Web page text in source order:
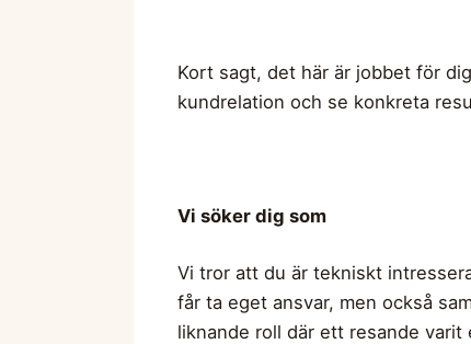
Kort sagt, det här är jobbet för
kundrelation och se konkreta
Vi söker dig som
Vi tror att du är tekniskt
får ta eget ansvar, men också
liknande roll där ett resande varit